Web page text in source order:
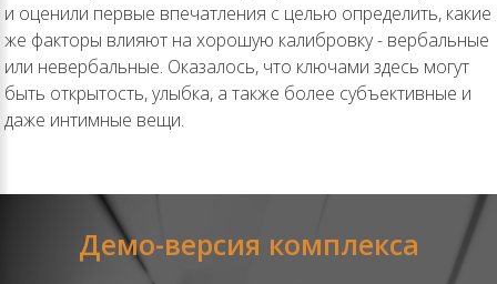
и оценили первые впечатления с целью определить, какие
же факторы влияют на хорошую калибровку - вербальные
или невербальные. Оказалось, что ключами здесь могут
быть открытость, улыбка, а также более субъективные и
даже интимные вещи.
Демо-версия комплекса